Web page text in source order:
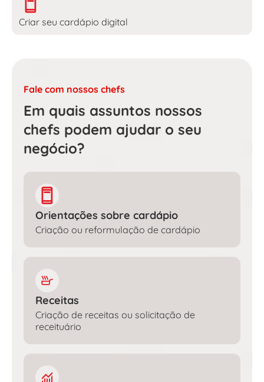
Criar seu cardápio digital
Fale com nossos chefs
Em quais assuntos nossos
chefs podem ajudar o seu
negócio?
Orientações sobre cardápio
Criação ou reformulação de cardápio
Receitas
Criação de receitas ou solicitação de
receituário